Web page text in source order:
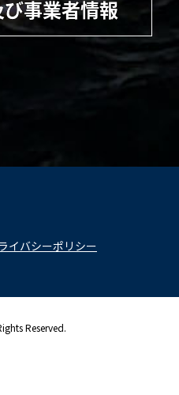
イバシーポリシー
Reserved.